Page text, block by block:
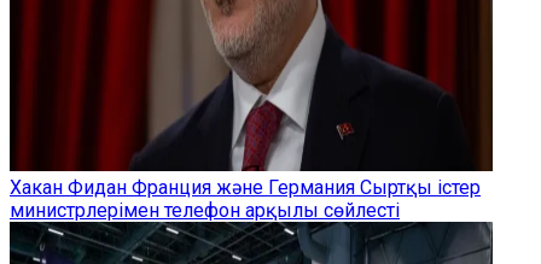
Хакан Фидан Франция және Германия Сыртқы істер
министрлерімен телефон арқылы сөйлесті